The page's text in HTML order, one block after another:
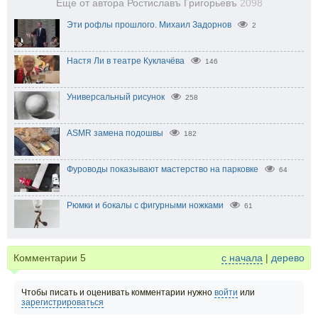
Еще от автора Ростиславъ Григорьевъ 2098
Эти рофлы прошлого. Михаил Задорнов 2
Настя Ли в театре Куклачёва 146
Универсальный рисунок 258
ASMR замена подошвы 182
Фуроводы показывают мастерство на парковке 64
Рюмки и бокалы с фигурными ножками 61
Комментарии 5 с начала | дерево
Чтобы писать и оценивать комментарии нужно войти или
зарегистрироваться